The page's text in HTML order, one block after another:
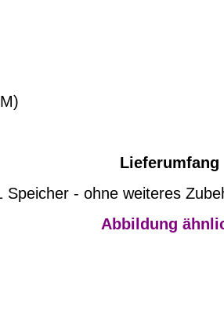
Lieferumfang
Speicher - ohne weiteres
Abbildung